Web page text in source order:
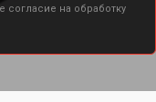
согласие на обработку